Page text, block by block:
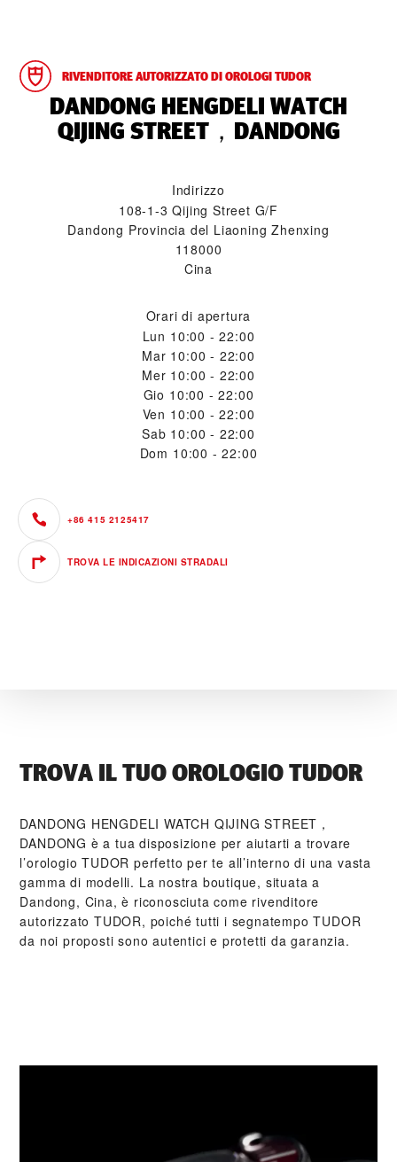
RIVENDITORE AUTORIZZATO DI OROLOGI TUDOR
‭DANDONG HENGDELI WATCH
QIJING STREET，DANDONG‬
Indirizzo
108-1-3 Qijing Street G/F
Dandong Provincia del Liaoning Zhenxing
118000
Cina
Orari di apertura
Lun 10:00 - 22:00
Mar 10:00 - 22:00
Mer 10:00 - 22:00
Gio 10:00 - 22:00
Ven 10:00 - 22:00
Sab 10:00 - 22:00
Dom 10:00 - 22:00
+86 415 2125417
TROVA LE INDICAZIONI STRADALI
TROVA IL TUO OROLOGIO TUDOR
‭DANDONG HENGDELI WATCH QIJING STREET，
DANDONG‬ è a tua disposizione per aiutarti a trovare
l’orologio TUDOR perfetto per te all’interno di una vasta
gamma di modelli. La nostra boutique, situata a
Dandong, Cina, è riconosciuta come rivenditore
autorizzato TUDOR, poiché tutti i segnatempo TUDOR
da noi proposti sono autentici e protetti da garanzia.